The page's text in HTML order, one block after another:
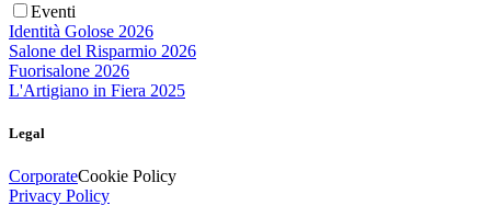
Eventi
Identità Golose 2026
Salone del Risparmio 2026
Fuorisalone 2026
L'Artigiano in Fiera 2025
Legal
CorporateCookie Policy
Privacy Policy